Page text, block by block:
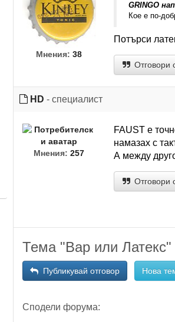
Мнения: 38
GRINGO
Кое е по-
Потърси
Отговори
HD - специалист
Мнения: 257
FAUST е
намазах с
А между
Отговори
Тема "Вар или Латекс"
Публикувай отговор Нова
Сподели форума: